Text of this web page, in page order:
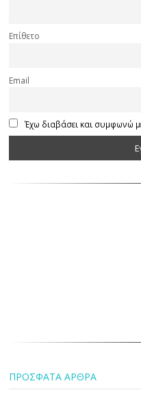
Επίθετο
Email
Έχω διαβάσει και συμφωνώ
ΠΡΟΣΦΑΤΑ ΑΡΘΡΑ